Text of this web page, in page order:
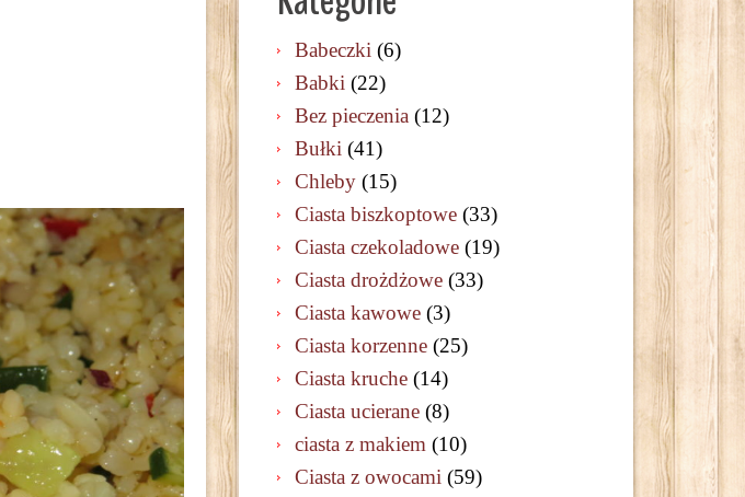
Babeczki (6)
Babki (22)
Bez pieczenia (12)
Bułki (41)
Chleby (15)
Ciasta biszkoptowe (33)
Ciasta czekoladowe (19)
Ciasta drożdżowe (33)
Ciasta kawowe (3)
Ciasta korzenne (25)
Ciasta kruche (14)
Ciasta ucierane (8)
ciasta z makiem (10)
Ciasta z owocami (59)